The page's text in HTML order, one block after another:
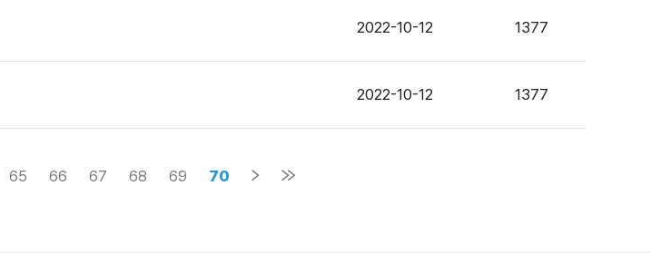
2022-10-12 1377
2022-10-12 1377
65 66 67 68 69 70